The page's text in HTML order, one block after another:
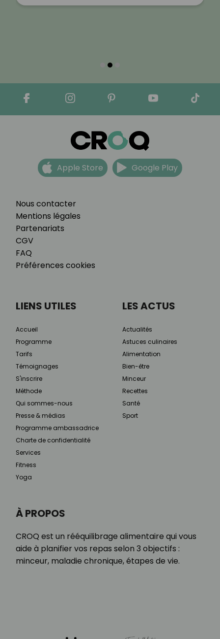
Nous contacter
Mentions légales
Partenariats
CGV
FAQ
Préférences cookies
Apple Store Google Play
À PROPOS
CROQ est un rééquilibrage alimentaire qui vous
aide à planifier vos repas selon 3 objectifs :
minceur, maladie chronique, étapes de vie.
LIENS UTILES
Accueil
Programme
Tarifs
Témoignages
S'inscrire
Méthode
Qui sommes-nous
Presse & médias
Programme ambassadrice
Charte de confidentialité
Services
Fitness
Yoga
LES ACTUS
Actualités
Astuces culinaires
Alimentation
Bien-être
Minceur
Recettes
Santé
Sport